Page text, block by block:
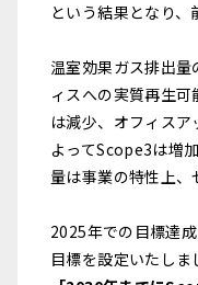
という結果となり、
温室効果ガス排出
ィスへの実質再生
は減少、オフィス
よってScope3は増
量は事業の特性上、
2025年での目標達
目標を設定いたしま